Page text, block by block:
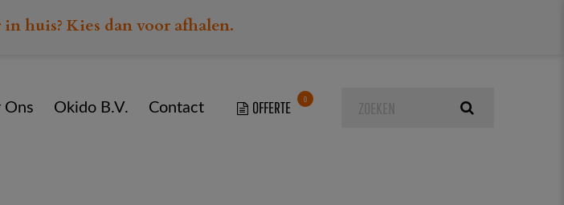
huis? Kies dan voor afhalen.
Ons Okido B.V. Contact
0